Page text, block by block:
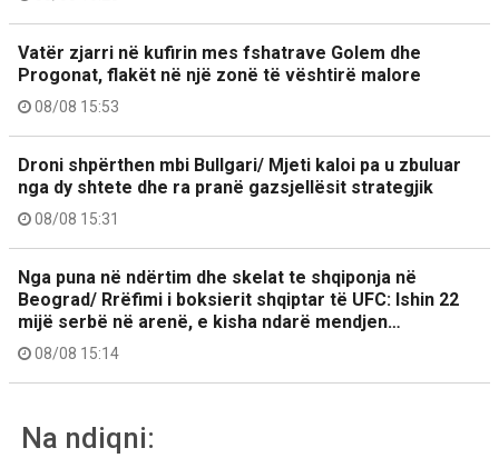
Vatër zjarri në kufirin mes fshatrave Golem dhe
Progonat, flakët në një zonë të vështirë malore
08/08 15:53
Droni shpërthen mbi Bullgari/ Mjeti kaloi pa u zbuluar
nga dy shtete dhe ra pranë gazsjellësit strategjik
08/08 15:31
Nga puna në ndërtim dhe skelat te shqiponja në
Beograd/ Rrëfimi i boksierit shqiptar të UFC: Ishin 22
mijë serbë në arenë, e kisha ndarë mendjen…
08/08 15:14
Na ndiqni: